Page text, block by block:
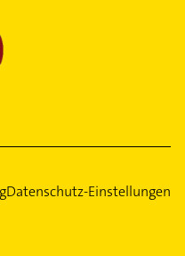
Datenschutz-Einstellungen